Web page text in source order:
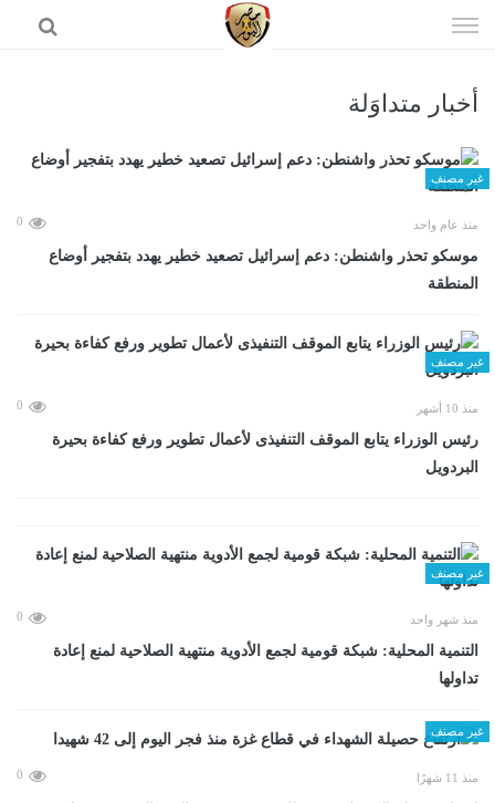
الى
أخبار متداوَلة
غير مصنف
منذ عام واحد 0
موسكو تحذر واشنطن: دعم إسرائيل تصعيد خطير يهدد بتفجير أوضاع
المنطقة
غير مصنف
منذ 10 أشهر 0
رئيس الوزراء يتابع الموقف التنفيذى لأعمال تطوير ورفع كفاءة بحيرة
البردويل
غير مصنف
منذ شهر واحد 0
التنمية المحلية: شبكة قومية لجمع الأدوية منتهية الصلاحية لمنع إعادة
تداولها
غير مصنف
منذ 11 شهرًا 0